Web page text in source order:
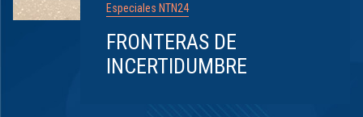
Especiales NTN24
FRONTERAS DE
INCERTIDUMBRE